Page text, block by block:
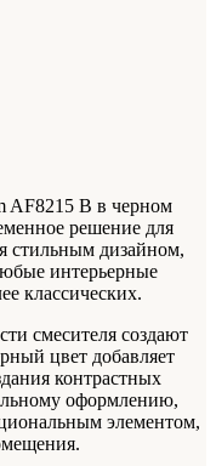
AF8215 B в черном
решение для
стильным дизайном,
интерьерные
классических.
смесителя создают
цвет добавляет
контрастных
оформлению,
элементом,